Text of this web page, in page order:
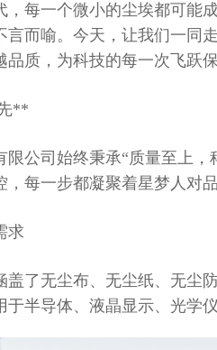
，每一个微小的尘埃都可能
言而喻。今天，让我们一
品质，为科技的每一次飞跃
**
限公司始终秉承“质量至上
每一步都凝聚着星梦人对
求
盖了无尘布、无尘纸、无尘
于半导体、液晶显示、光学